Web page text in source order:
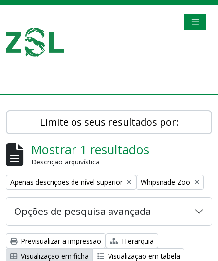
Limite os seus resultados por:
Mostrar 1 resultados
Descrição arquivística
Remove filter:
Apenas descrições de nível superior Remove filter:
Whipsnade Zoo
Opções de pesquisa avançada
Previsualizar a impressão
Hierarquia
Visualização em ficha
Visualização em tabela